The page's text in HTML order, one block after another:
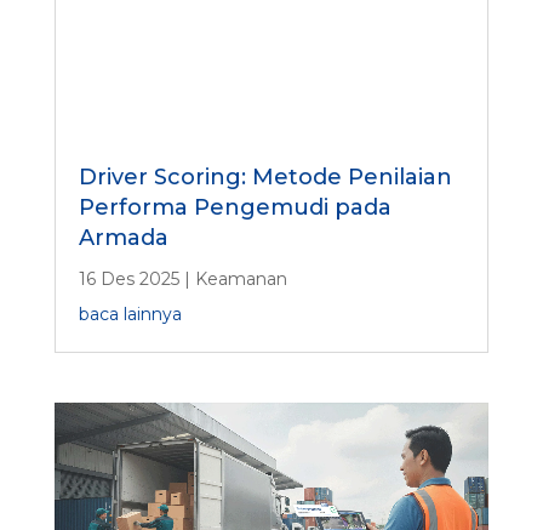
Driver Scoring: Metode Penilaian
Performa Pengemudi pada
Armada
16 Des 2025| Keamanan
baca lainnya